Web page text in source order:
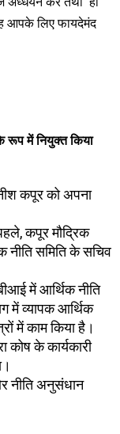
आपके लिए फायदेमंद
रूप में नियुक्त किया
कपूर को अपना
कपूर मौद्रिक
नीति समिति के सचिव
में आर्थिक नीति
में व्यापक आर्थिक
में काम किया है।
कोष के कार्यकारी
नीति अनुसंधान